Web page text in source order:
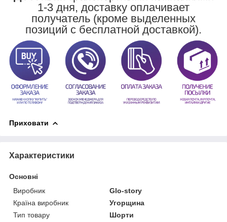
1-3 дня, доставку оплачивает
получатель (кроме выделенных
позиций с бесплатной доставкой).
Приховати
Характеристики
Основні
Виробник
Glo-story
Країна виробник
Угорщина
Тип товару
Шорти